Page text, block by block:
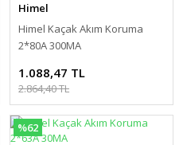
Himel
Himel Kaçak Akım Koruma
2*80A 300MA
1.088,47 TL
2.864,40 TL
%62